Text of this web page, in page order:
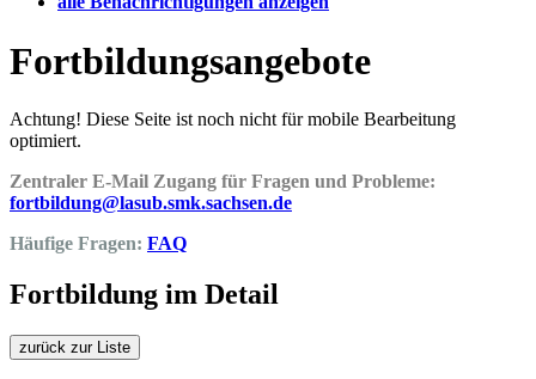
Fortbildungsangebote
Achtung! Diese Seite ist noch nicht für mobile Bearbeitung
optimiert.
Zentraler E-Mail Zugang für Fragen und Probleme:
fortbildung@lasub.smk.sachsen.de
Häufige Fragen: FAQ
Fortbildung im Detail
zurück zur Liste